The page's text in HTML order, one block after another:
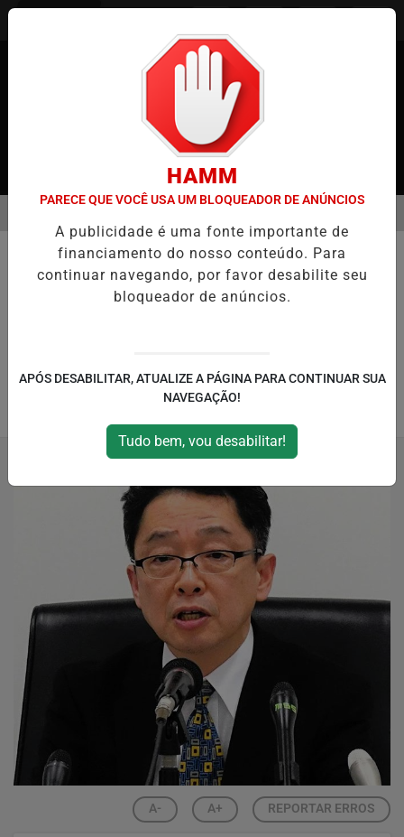
EM ALTA
POLICIAL
Ex-Promotor Principal de Osaka
Preso sob Suspeita de Estupro
26/06/2024 03:36 26/06/2024 03:38
A- A+ REPORTAR ERROS
HAMM
PARECE QUE VOCÊ USA UM BLOQUEADOR DE ANÚNCIOS
A publicidade é uma fonte importante de
financiamento do nosso conteúdo. Para
continuar navegando, por favor desabilite seu
bloqueador de anúncios.
APÓS DESABILITAR, ATUALIZE A PÁGINA PARA CONTINUAR SUA
NAVEGAÇÃO!
Tudo bem, vou desabilitar!